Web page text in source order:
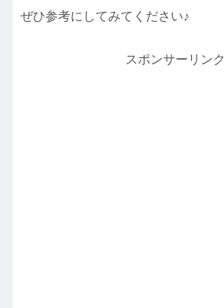
ぜひ参考にしてみてください♪
スポンサーリンク